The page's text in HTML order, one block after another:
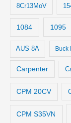
8Cr13MoV
1084 1095
AUS 8A Buck
Carpenter
CPM 20CV
CPM S35VN